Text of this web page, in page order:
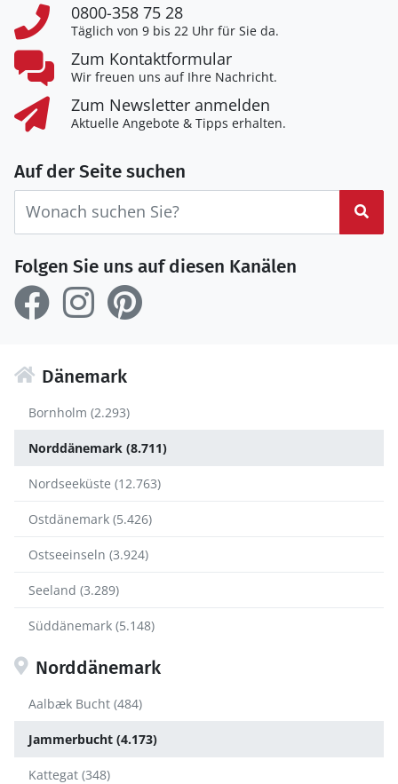
0800-358 75 28
Täglich von 9 bis 22 Uhr für Sie da.
Zum Kontaktformular
Wir freuen uns auf Ihre Nachricht.
Zum Newsletter anmelden
Aktuelle Angebote & Tipps erhalten.
Auf der Seite suchen
Folgen Sie uns auf diesen Kanälen
Dänemark
Bornholm (2.293)
Norddänemark (8.711)
Nordseeküste (12.763)
Ostdänemark (5.426)
Ostseeinseln (3.924)
Seeland (3.289)
Süddänemark (5.148)
Norddänemark
Aalbæk Bucht (484)
Jammerbucht (4.173)
Kattegat (348)